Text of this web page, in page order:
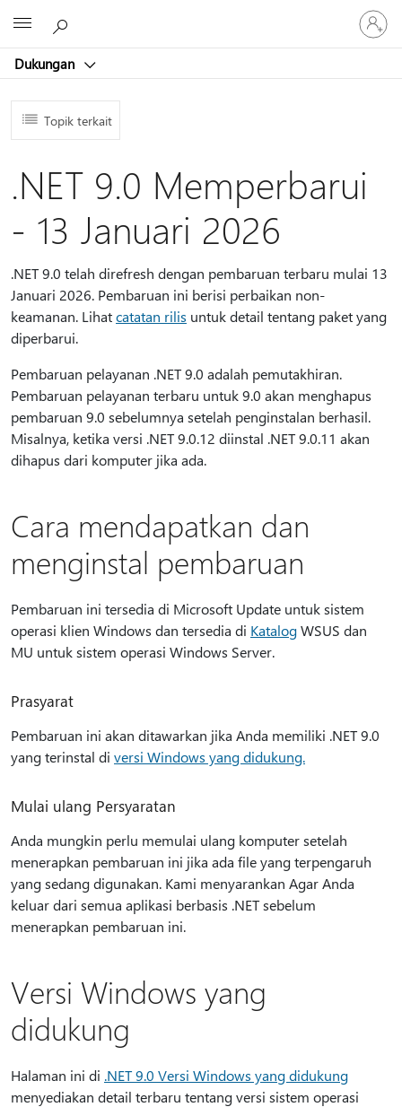
Dukungan
Masuk
ke
akun
Topik terkait
.NET 9.0 Memperbarui
- 13 Januari 2026
.NET 9.0 telah direfresh dengan pembaruan terbaru mulai 13
Januari 2026. Pembaruan ini berisi perbaikan non-
keamanan. Lihatcatatan rilis untuk detail tentang paket yang
diperbarui.
Pembaruan pelayanan .NET 9.0 adalah pemutakhiran.
Pembaruan pelayanan terbaru untuk 9.0 akan menghapus
pembaruan 9.0 sebelumnya setelah penginstalan berhasil.
Misalnya, ketika versi .NET 9.0.12 diinstal .NET 9.0.11 akan
dihapus dari komputer jika ada.
Cara mendapatkan dan
menginstal pembaruan
Pembaruan ini tersedia di Microsoft Update untuk sistem
operasi klien Windows dan tersedia di KatalogWSUS dan
MU untuk sistem operasi Windows Server.
Prasyarat
Pembaruan ini akan ditawarkan jika Anda memiliki .NET 9.0
yang terinstal di versi Windows yang didukung.
Mulai ulang Persyaratan
Anda mungkin perlu memulai ulang komputer setelah
menerapkan pembaruan ini jika ada file yang terpengaruh
yang sedang digunakan. Kami menyarankan Agar Anda
keluar dari semua aplikasi berbasis .NET sebelum
menerapkan pembaruan ini.
Versi Windows yang
didukung
Halaman ini di .NET 9.0 Versi Windows yang didukung
menyediakan detail terbaru tentang versi sistem operasi